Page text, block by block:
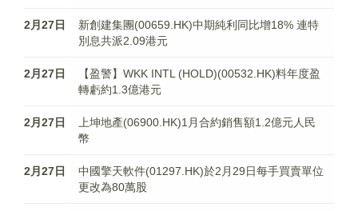
2月27日
新創建集團(00659.HK)中期純利同比增18% 連特
別息共派2.09港元
2月27日
【盈警】WKK INTL (HOLD)(00532.HK)料年度盈
轉虧約1.3億港元
2月27日
上坤地產(06900.HK)1月合約銷售額1.2億元人民
幣
2月27日
中國擎天軟件(01297.HK)於2月29日每手買賣單位
更改為80萬股